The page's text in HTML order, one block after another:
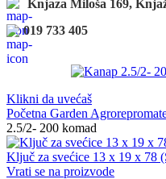
Knjaza Miloša 169,
019 733 405
Klikni da uvećaš
Početna Garden
2.5/2- 200 komad
Ključ za svećice 13 x 19 x 78
Vrati se na proizvode